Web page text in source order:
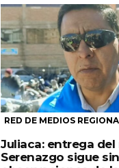
RED DE MEDIOS
Juliaca: entrega
Serenazgo sigue